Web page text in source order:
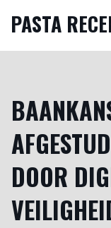
PASTA
DOOR